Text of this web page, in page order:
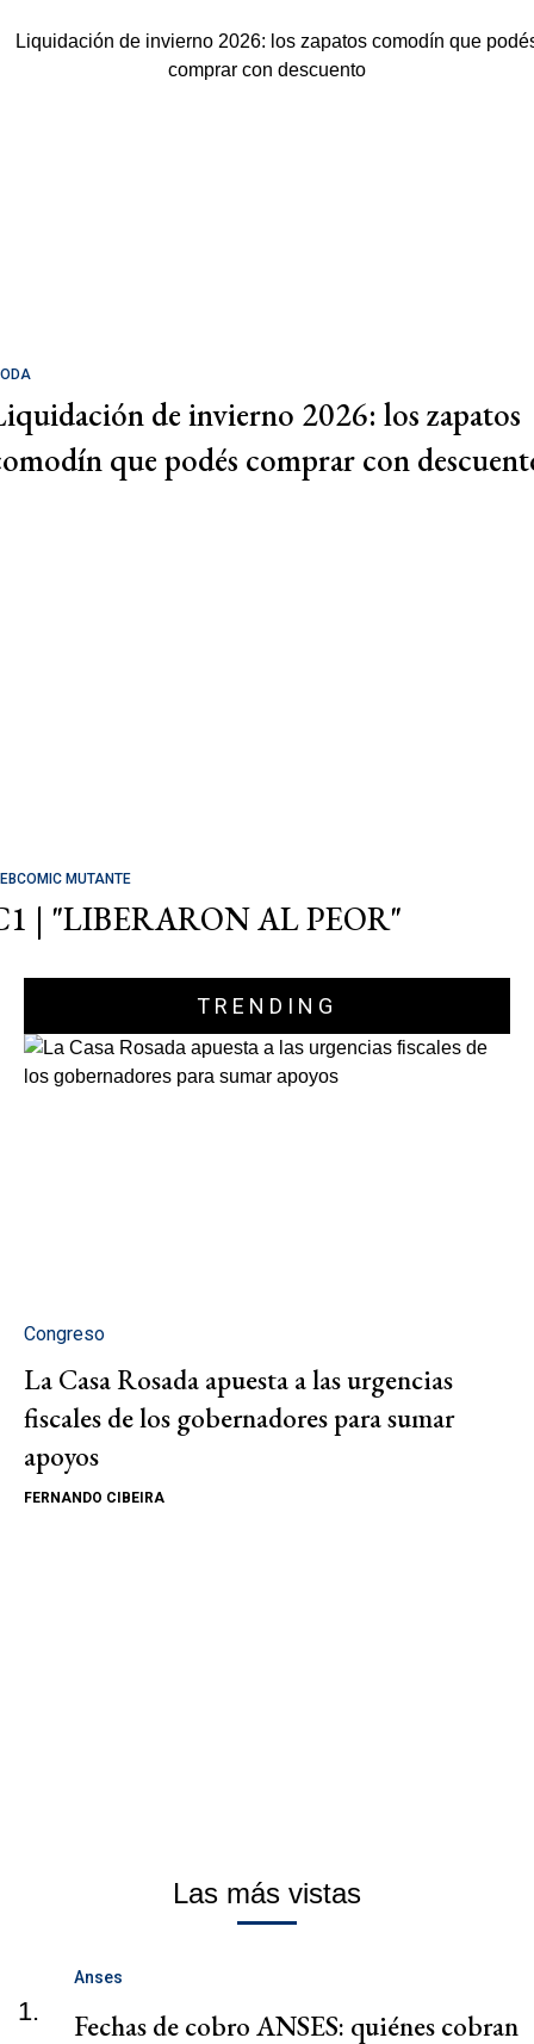
de invierno 2026: los zapatos
que podés comprar con
MUTANTE
| "LIBERARON AL PEOR"
TRENDING
Congreso
La Casa Rosada apuesta a las urgencias
fiscales de los gobernadores para sumar
apoyos
FERNANDO CIBEIRA
Las más vistas
1.
Anses
Fechas de cobro ANSES: quiénes cobran